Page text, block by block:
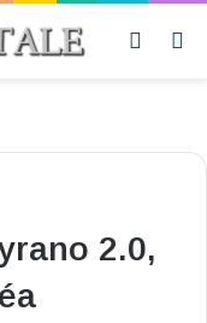
Switch
2.0,